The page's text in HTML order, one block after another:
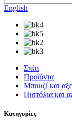
English
Σπίτι
Προϊόντα
Μπουζί και
Πιστόλια και
Κατηγορίες